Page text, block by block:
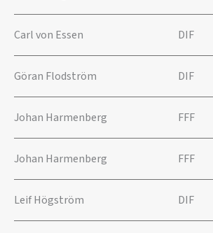
Carl von Essen DIF
Göran Flodström DIF
Johan Harmenberg FFF
Johan Harmenberg FFF
Leif Högström DIF